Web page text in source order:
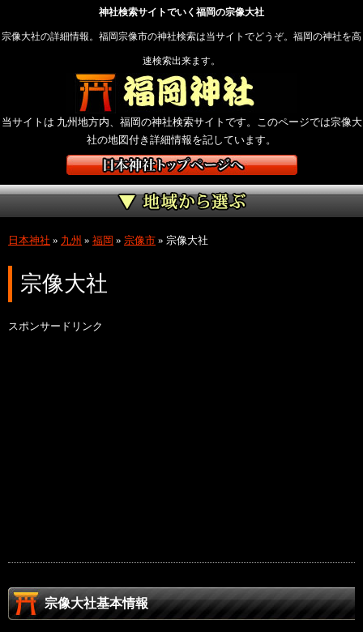
神社検索サイトでいく福岡の宗像大社
宗像大社の詳細情報。福岡宗像市の神社検索は当サイトでどうぞ。福岡の神社を高
速検索出来ます。
当サイトは 九州地方内、福岡の神社検索サイトです。このページでは宗像大
社の地図付き詳細情報を記しています。
日本神社 » 九州 » 福岡 » 宗像市 » 宗像大社
宗像大社
スポンサードリンク
宗像大社基本情報